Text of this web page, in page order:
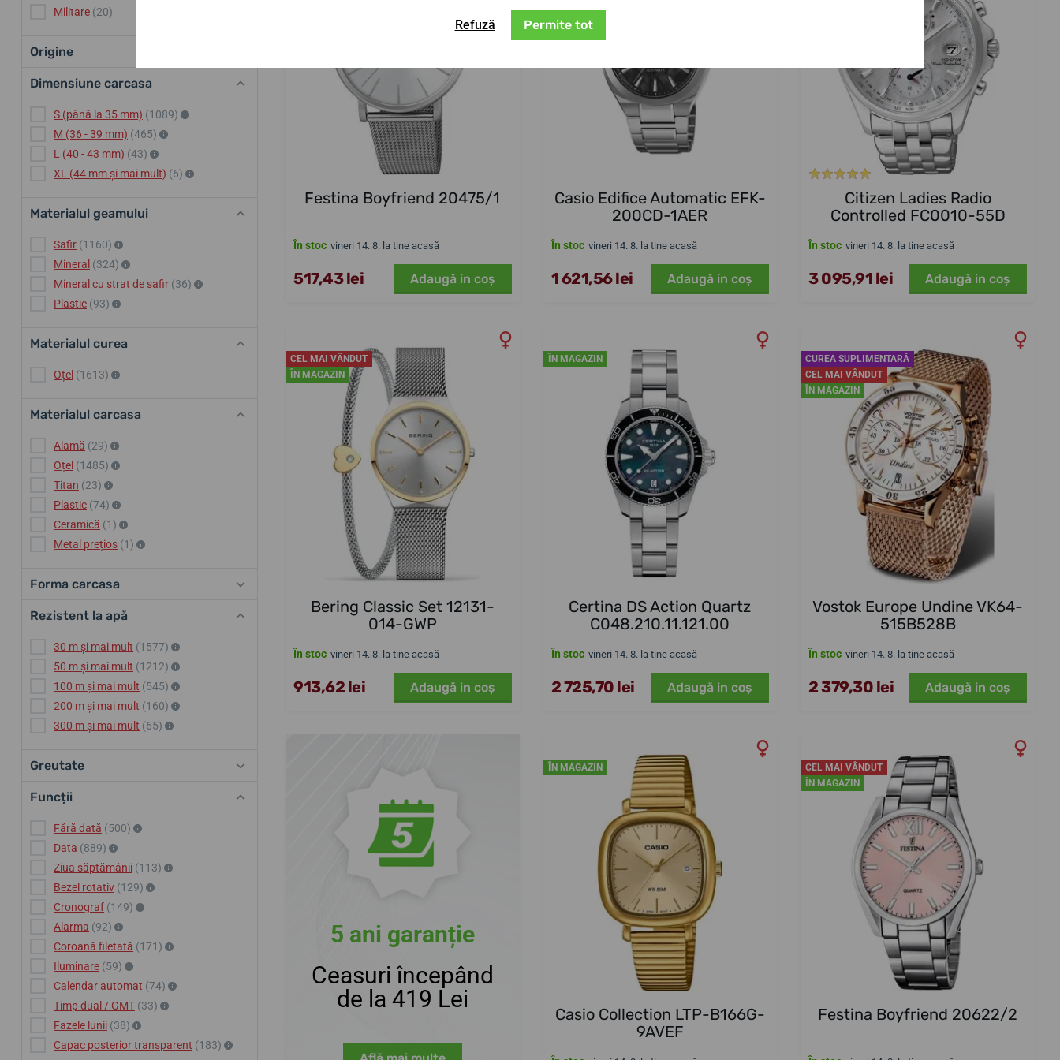
Militare (20)
Origine
Dimensiune carcasa
S (până la 35 mm) (1089)
M (36 - 39 mm) (465)
L (40 - 43 mm) (43)
XL (44 mm și mai mult) (6)
Materialul geamului
Safir (1160)
Mineral (324)
Mineral cu strat de safir (36)
Plastic (93)
Materialul curea
Oțel (1613)
Materialul carcasa
Alamă (29)
Oțel (1485)
Titan (23)
Plastic (74)
Ceramică (1)
Metal prețios (1)
Forma carcasa
Rezistent la apă
30 m și mai mult (1577)
50 m și mai mult (1212)
100 m și mai mult (545)
200 m și mai mult (160)
300 m și mai mult (65)
Greutate
Funcții
Fără dată (500)
Data (889)
Ziua săptămânii (113)
Bezel rotativ (129)
Cronograf (149)
Alarma (92)
Coroană filetată (171)
Iluminare (59)
Calendar automat (74)
Timp dual / GMT (33)
Fazele lunii (38)
Capac posterior transparent (183)
Festina Boyfriend 20475/1
În stoc vineri 14. 8. la tine acasă
517,43 lei Adaugă in coş
Casio Edifice Automatic EFK-
200CD-1AER
În stoc vineri 14. 8. la tine acasă
1 621,56 lei Adaugă in coş
Citizen Ladies Radio
Controlled FC0010-55D
În stoc vineri 14. 8. la tine acasă
3 095,91 lei Adaugă in coş
CEL MAI VÂNDUT
ÎN MAGAZIN
Bering Classic Set 12131-
014-GWP
În stoc vineri 14. 8. la tine acasă
913,62 lei Adaugă in coş
ÎN MAGAZIN
Certina DS Action Quartz
C048.210.11.121.00
În stoc vineri 14. 8. la tine acasă
2 725,70 lei Adaugă in coş
CUREA SUPLIMENTARĂ
CEL MAI VÂNDUT
ÎN MAGAZIN
Vostok Europe Undine VK64-
515B528B
În stoc vineri 14. 8. la tine acasă
2 379,30 lei Adaugă in coş
5 ani garanție
Ceasuri începând
de la 419 Lei
ÎN MAGAZIN
Casio Collection LTP-B166G-
9AVEF
CEL MAI VÂNDUT
ÎN MAGAZIN
Festina Boyfriend 20622/2
Refuză Permite tot